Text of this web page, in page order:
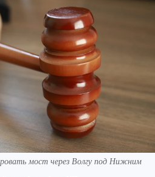
мост через Волгу под Нижним